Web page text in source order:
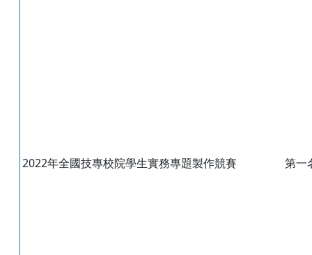
2022年全國技專校院學生實務專題製作競賽 第一